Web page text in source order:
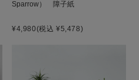
Sparrow） 障子紙
¥4,980(税込 ¥5,478)